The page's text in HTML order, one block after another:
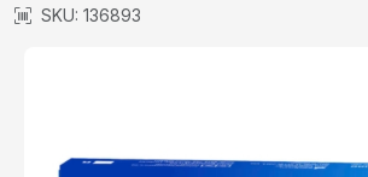
SKU: 136893